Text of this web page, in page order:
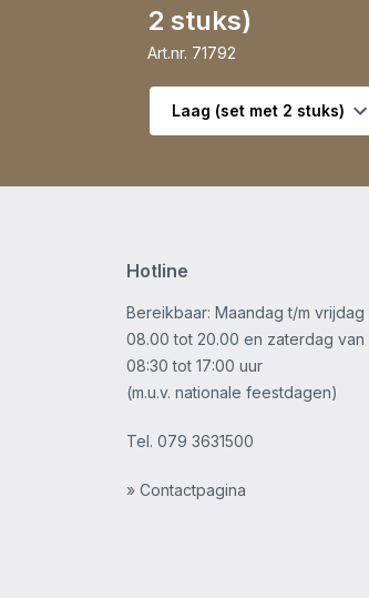
Selecteer variant
2 stuks)
Art.nr. 71792
Hotline
Bereikbaar: Maandag t/m vrijdag
08.00 tot 20.00 en zaterdag van
08:30 tot 17:00 uur
(m.u.v. nationale feestdagen)
Tel. 079 3631500
» Contactpagina